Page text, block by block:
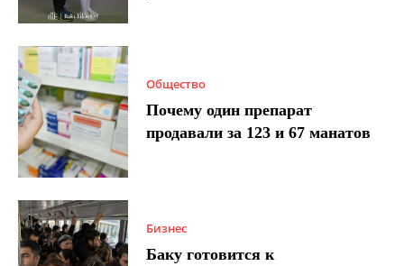
Общество
Почему один препарат
продавали за 123 и 67 манатов
Бизнес
Баку готовится к